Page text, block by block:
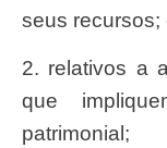
seus recursos;
2. relativos a atos ou a operações realizadas
que
patrimonial;